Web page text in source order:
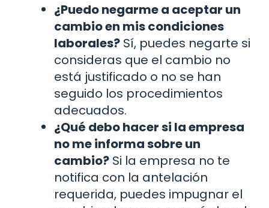
¿Puedo negarme a aceptar un
cambio en mis condiciones
laborales? Sí, puedes negarte si
consideras que el cambio no
está justificado o no se han
seguido los procedimientos
adecuados.
¿Qué debo hacer si la empresa
no me informa sobre un
cambio? Si la empresa no te
notifica con la antelación
requerida, puedes impugnar el